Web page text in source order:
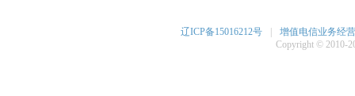
辽ICP备15016212号
增值电信业务经
Copyright © 2010-